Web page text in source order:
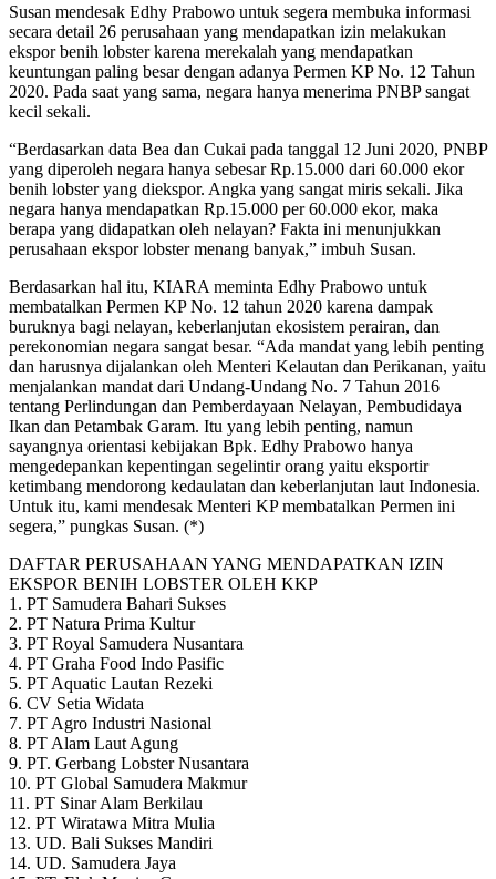
Susan mendesak Edhy Prabowo untuk segera membuka informasi
secara detail 26 perusahaan yang mendapatkan izin melakukan
ekspor benih lobster karena merekalah yang mendapatkan
keuntungan paling besar dengan adanya Permen KP No. 12 Tahun
2020. Pada saat yang sama, negara hanya menerima PNBP sangat
kecil sekali.
“Berdasarkan data Bea dan Cukai pada tanggal 12 Juni 2020, PNBP
yang diperoleh negara hanya sebesar Rp.15.000 dari 60.000 ekor
benih lobster yang diekspor. Angka yang sangat miris sekali. Jika
negara hanya mendapatkan Rp.15.000 per 60.000 ekor, maka
berapa yang didapatkan oleh nelayan? Fakta ini menunjukkan
perusahaan ekspor lobster menang banyak,” imbuh Susan.
Berdasarkan hal itu, KIARA meminta Edhy Prabowo untuk
membatalkan Permen KP No. 12 tahun 2020 karena dampak
buruknya bagi nelayan, keberlanjutan ekosistem perairan, dan
perekonomian negara sangat besar. “Ada mandat yang lebih penting
dan harusnya dijalankan oleh Menteri Kelautan dan Perikanan, yaitu
menjalankan mandat dari Undang-Undang No. 7 Tahun 2016
tentang Perlindungan dan Pemberdayaan Nelayan, Pembudidaya
Ikan dan Petambak Garam. Itu yang lebih penting, namun
sayangnya orientasi kebijakan Bpk. Edhy Prabowo hanya
mengedepankan kepentingan segelintir orang yaitu eksportir
ketimbang mendorong kedaulatan dan keberlanjutan laut Indonesia.
Untuk itu, kami mendesak Menteri KP membatalkan Permen ini
segera,” pungkas Susan. (*)
DAFTAR PERUSAHAAN YANG MENDAPATKAN IZIN
EKSPOR BENIH LOBSTER OLEH KKP
1. PT Samudera Bahari Sukses
2. PT Natura Prima Kultur
3. PT Royal Samudera Nusantara
4. PT Graha Food Indo Pasific
5. PT Aquatic Lautan Rezeki
6. CV Setia Widata
7. PT Agro Industri Nasional
8. PT Alam Laut Agung
9. PT. Gerbang Lobster Nusantara
10. PT Global Samudera Makmur
11. PT Sinar Alam Berkilau
12. PT Wiratawa Mitra Mulia
13. UD. Bali Sukses Mandiri
14. UD. Samudera Jaya